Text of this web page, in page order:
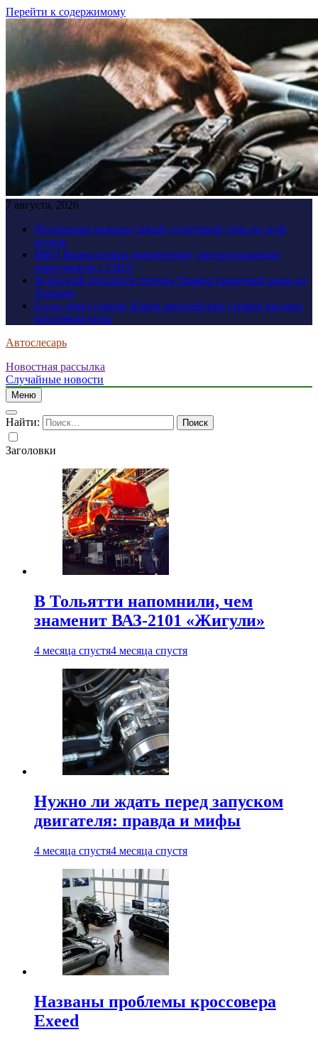
Перейти к содержимому
7 августа, 2026
Москвичам назвали самый солнечный день на этой
неделе
МИД Ирана назвал препятствие для продолжения
переговоров с США
Зеленский отказался считать Трампа гарантией мира на
Украине
Ехать через греков: Какие европейские страны выдают
россиянам визы
Автослесарь
Новостная рассылка
Случайные новости
Меню
Найти:
Заголовки
В Тольятти напомнили, чем
знаменит ВАЗ-2101 «Жигули»
4 месяца спустя4 месяца спустя
Нужно ли ждать перед запуском
двигателя: правда и мифы
4 месяца спустя4 месяца спустя
Названы проблемы кроссовера
Exeed